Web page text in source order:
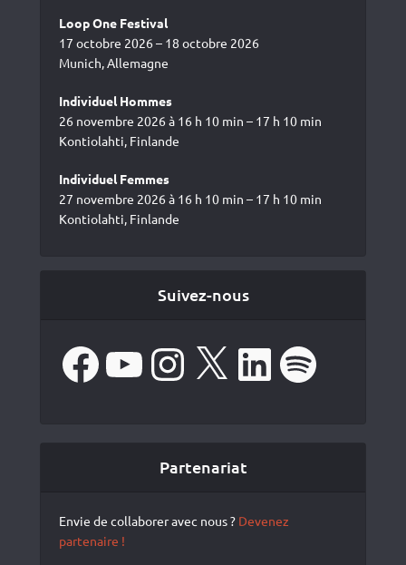
Loop One Festival
17 octobre 2026 – 18 octobre 2026
Munich, Allemagne
Individuel Hommes
26 novembre 2026 à 16 h 10 min – 17 h 10 min
Kontiolahti, Finlande
Individuel Femmes
27 novembre 2026 à 16 h 10 min – 17 h 10 min
Kontiolahti, Finlande
Suivez-nous
FacebookYouTube Instagram LinkedIn Spotify
Partenariat
Envie de collaborer avec nous ? Devenez
partenaire !